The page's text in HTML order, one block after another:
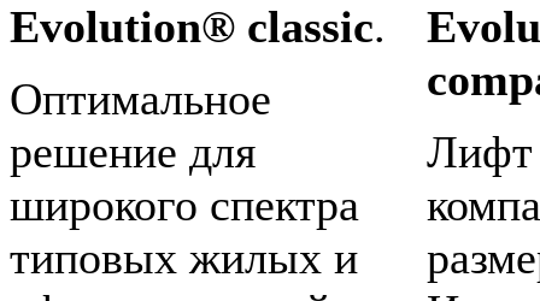
Evolution® classic.
Оптимальное
решение для
широкого спектра
типовых жилых и
Лифт